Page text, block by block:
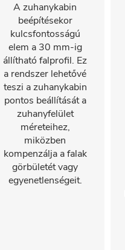
A zuhanykabin
beépítésekor
kulcsfontosságú
elem a 30 mm-ig
állítható falprofil. Ez
a rendszer lehetővé
teszi a zuhanykabin
pontos beállítását a
zuhanyfelület
méreteihez,
miközben
kompenzálja a falak
görbületét vagy
egyenetlenségeit.